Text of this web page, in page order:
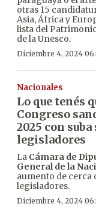
otras 15
Asia, África y
lista del
de la Unesco.
Diciembre 4, 2024
Nacionales
Lo que tenés
Congreso
2025 con
legisladores
La Cámara de
General de la
aumento de cerca
legisladores.
Diciembre 4, 2024